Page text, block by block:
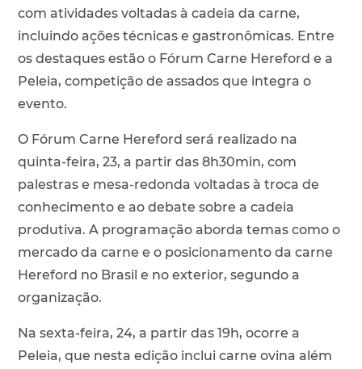
com atividades voltadas à cadeia da carne,
incluindo ações técnicas e gastronômicas. Entre
os destaques estão o Fórum Carne Hereford e a
Peleia, competição de assados que integra o
evento.
O Fórum Carne Hereford será realizado na
quinta-feira, 23, a partir das 8h30min, com
palestras e mesa-redonda voltadas à troca de
conhecimento e ao debate sobre a cadeia
produtiva. A programação aborda temas como o
mercado da carne e o posicionamento da carne
Hereford no Brasil e no exterior, segundo a
organização.
Na sexta-feira, 24, a partir das 19h, ocorre a
Peleia, que nesta edição inclui carne ovina além